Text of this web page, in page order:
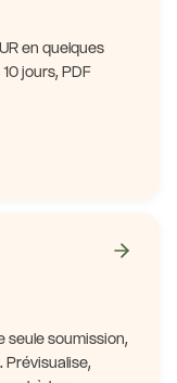
en quelques
jours, PDF
seule soumission,
Prévisualise,